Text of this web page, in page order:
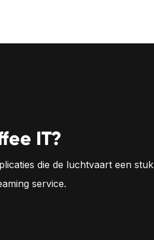
IT?
die de luchtvaart een stuk
service.